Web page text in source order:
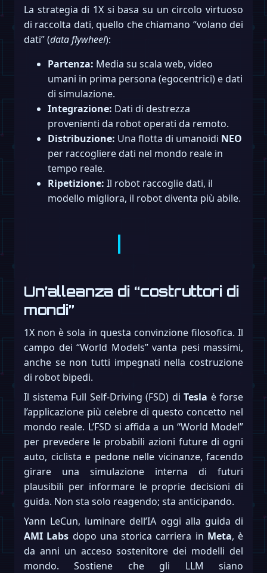
La strategia di 1X si basa su un circolo virtuoso
di raccolta dati, quello che chiamano “volano dei
dati” (data flywheel):
Partenza: Media su scala web, video
umani in prima persona (egocentrici) e dati
di simulazione.
Integrazione: Dati di destrezza
provenienti da robot operati da remoto.
Distribuzione: Una flotta di umanoidi NEO
per raccogliere dati nel mondo reale in
tempo reale.
Ripetizione: Il robot raccoglie dati, il
modello migliora, il robot diventa più abile.
Un’alleanza di “costruttori di
mondi”
1X non è sola in questa convinzione filosofica. Il
campo dei “World Models” vanta pesi massimi,
anche se non tutti impegnati nella costruzione
di robot bipedi.
Il sistema Full Self-Driving (FSD) di Tesla è forse
l’applicazione più celebre di questo concetto nel
mondo reale. L’FSD si affida a un “World Model”
per prevedere le probabili azioni future di ogni
auto, ciclista e pedone nelle vicinanze, facendo
girare una simulazione interna di futuri
plausibili per informare le proprie decisioni di
guida. Non sta solo reagendo; sta anticipando.
Yann LeCun, luminare dell’IA oggi alla guida di
AMI Labs dopo una storica carriera in Meta, è
da anni un acceso sostenitore dei modelli del
mondo. Sostiene che gli LLM siano